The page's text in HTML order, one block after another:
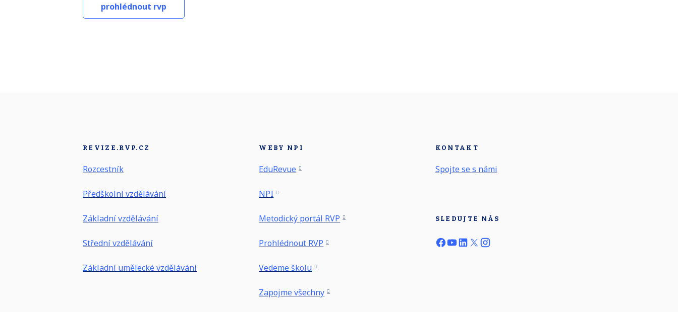
prohlédnout rvp
REVIZE.RVP.CZ
Rozcestník
Předškolní vzdělávání
Základní vzdělávání
Střední vzdělávání
Základní umělecké vzdělávání
WEBY NPI
EduRevue
NPI
Metodický portál RVP
Prohlédnout RVP
Vedeme školu
Zapojme všechny
KONTAKT
Spojte se s námi
SLEDUJTE NÁS